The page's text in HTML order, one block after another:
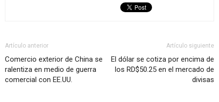
Artículo anterior
Comercio exterior de China se
ralentiza en medio de guerra
comercial con EE.UU.
Artículo siguiente
El dólar se cotiza por encima de
los RD$50.25 en el mercado de
divisas